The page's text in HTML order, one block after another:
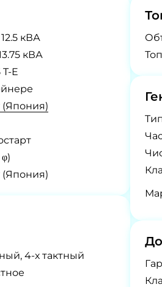
кВА
кВА
T-E
(Япония)
(Япония)
4-х тактный